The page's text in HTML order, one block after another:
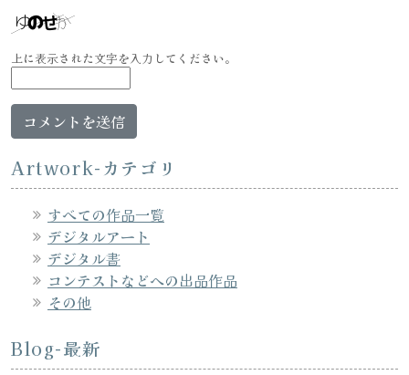
上に表示された文字を入力してください。
Artwork-カテゴリ
すべての作品一覧
デジタルアート
デジタル書
コンテストなどへの出品作品
その他
Blog-最新